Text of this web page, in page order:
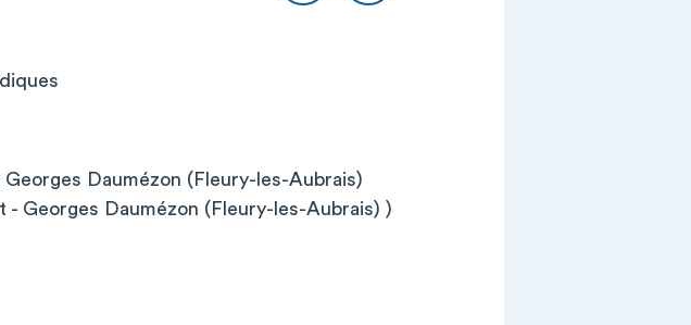
Daumézon (Fleury-les-Aubrais)
Georges Daumézon (Fleury-les-Aubrais) )